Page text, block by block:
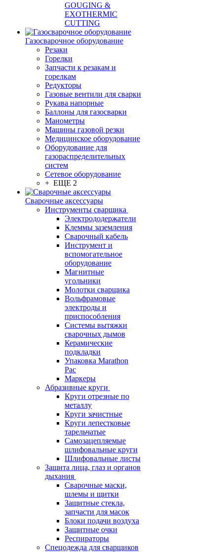
GOUGING &
EXOTHERMIC
CUTTING
Газосварочное оборудование
Резаки
Горелки
Запчасти к резакам и
горелкам
Редукторы
Газовые вентили для сварки
Рукава напорные
Баллоны для газосварки
Манометры
Машины газовой резки
Медицинское оборудование
Оборудование для
газораспределительных
систем
Сетевое оборудование
+ ЕЩЕ 2
Сварочные аксессуары
Инструменты сварщика
Электрододержатели
Клеммы заземления
Сварочный кабель
Инструмент и
вспомогательное
оборудование
Магнитные
угольники
Молотки сварщика
Вольфрамовые
электроды и
приспособления
Системы вытяжки
сварочных дымов
Керамические
подкладки
Упаковка Marathon
Pac
Маркеры
Абразивные круги
Круги отрезные по
металлу
Круги зачистные
Круги лепестковые
тарельчатые
Самозацепляемые
шлифовальные круги
Шлифовальные листы
Защита лица, глаз и органов
дыхания
Сварочные маски,
шлемы и щитки
Защитные стекла,
запчасти для масок
Блоки подачи воздуха
Защитные очки
Респираторы
Спецодежда для сварщиков